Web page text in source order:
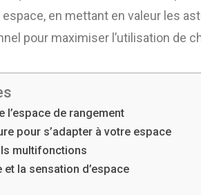
en mettant en valeur les
pour maximiser l’utilisation de
l’espace de rangement
pour s’adapter à votre espace
multifonctions
et la sensation d’espace